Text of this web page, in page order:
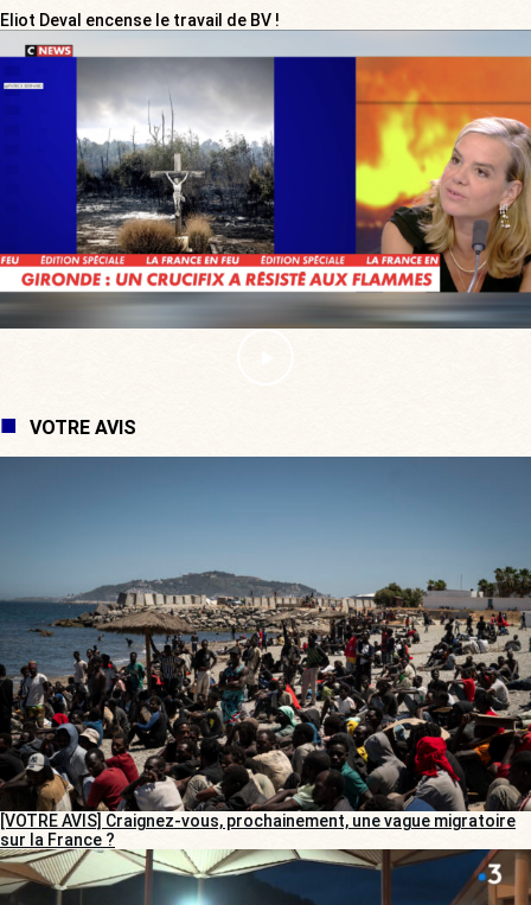
Eliot Deval encense le travail de BV !
VOTRE AVIS
[VOTRE AVIS] Craignez-vous, prochainement, une vague migratoire
sur la France ?